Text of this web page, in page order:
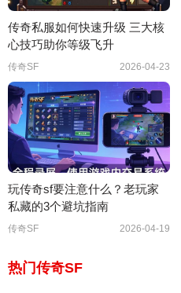
传奇私服如何快速升级 三大核
心技巧助你等级飞升
传奇SF 2026-04-23
玩传奇sf要注意什么？老玩家
私藏的3个避坑指南
传奇SF 2026-04-19
热门传奇SF